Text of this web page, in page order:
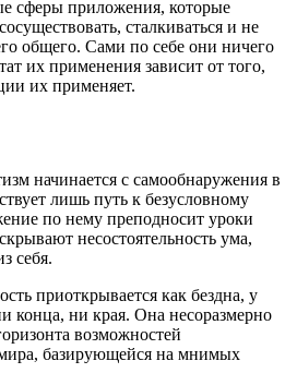
сферы приложения, которые
сталкиваться и не
общего. Сами по себе они ничего
их применения зависит от того,
их применяет.
начинается с самообнаружения в
лишь путь к безусловному
по нему преподносит уроки
несостоятельность ума,
себя.
приоткрывается как бездна, у
конца, ни края. Она несоразмерно
возможностей
базирующейся на мнимых